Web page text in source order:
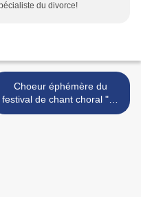
du divorce!
Choeur éphémère du
festival de chant choral "La
voix dans tous ses éclats" >